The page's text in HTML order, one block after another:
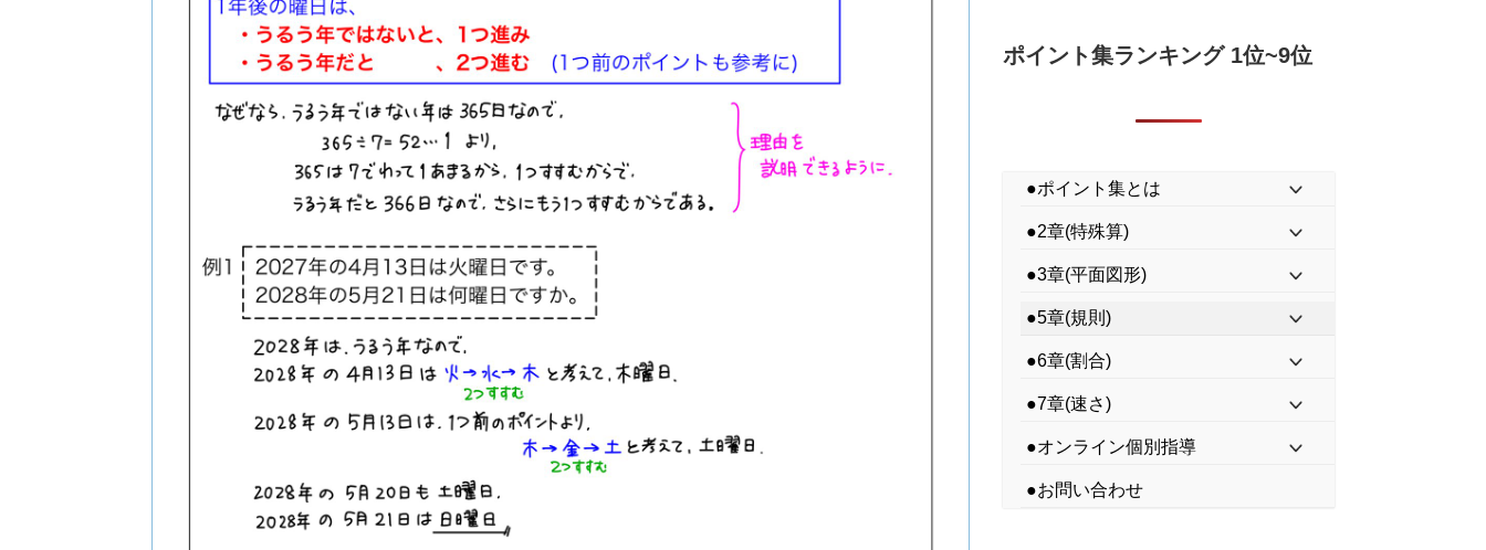
ポイント集ランキング 1位~9位
●ポイント集とは
●2章(特殊算)
●3章(平面図形)
●5章(規則)
●6章(割合)
●7章(速さ)
●オンライン個別指導
●お問い合わせ